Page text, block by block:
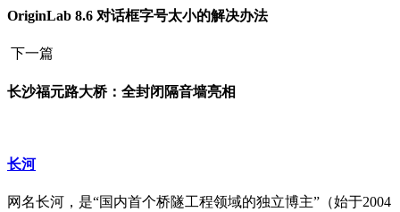
OriginLab 8.6 对话框字号太小的解决办法
下一篇
长沙福元路大桥：全封闭隔音墙亮相
长河
网名长河，是“国内首个桥隧工程领域的独立博主”（始于2004